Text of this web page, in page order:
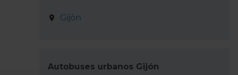
Gijón
Autobuses urbanos Gijón